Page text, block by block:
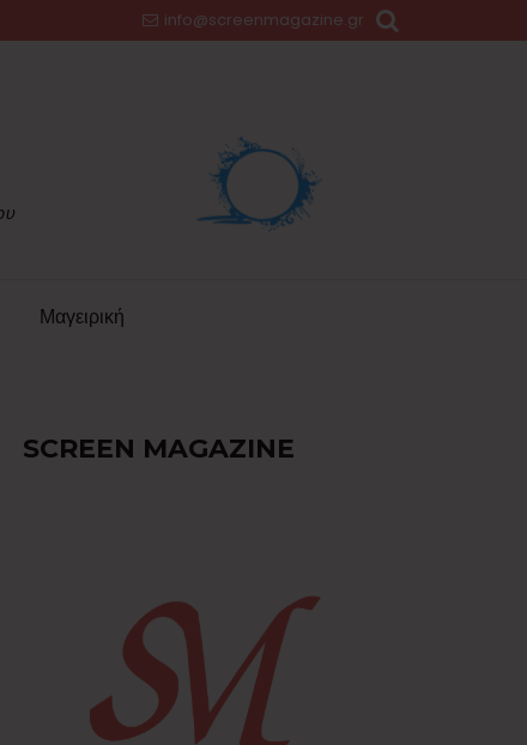
info@screenmagazine.gr
Μαγειρική
SCREEN MAGAZINE